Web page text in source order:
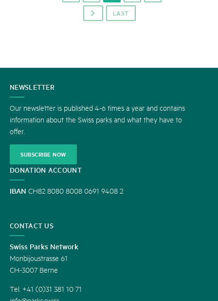
p LAST
CONTACT
US
NEWSLETTER
Our newsletter is published 4-6 times a year and contains
information about the Swiss parks and what they have to
offer.
SUBSCRIBE NOW
DONATION ACCOUNT
IBAN CH82 8080 8008 0691 9408 2
CONTACT US
Swiss Parks Network
Monbijoustrasse 61
CH-3007 Berne
Tel. +41 (0)31 381 10 71